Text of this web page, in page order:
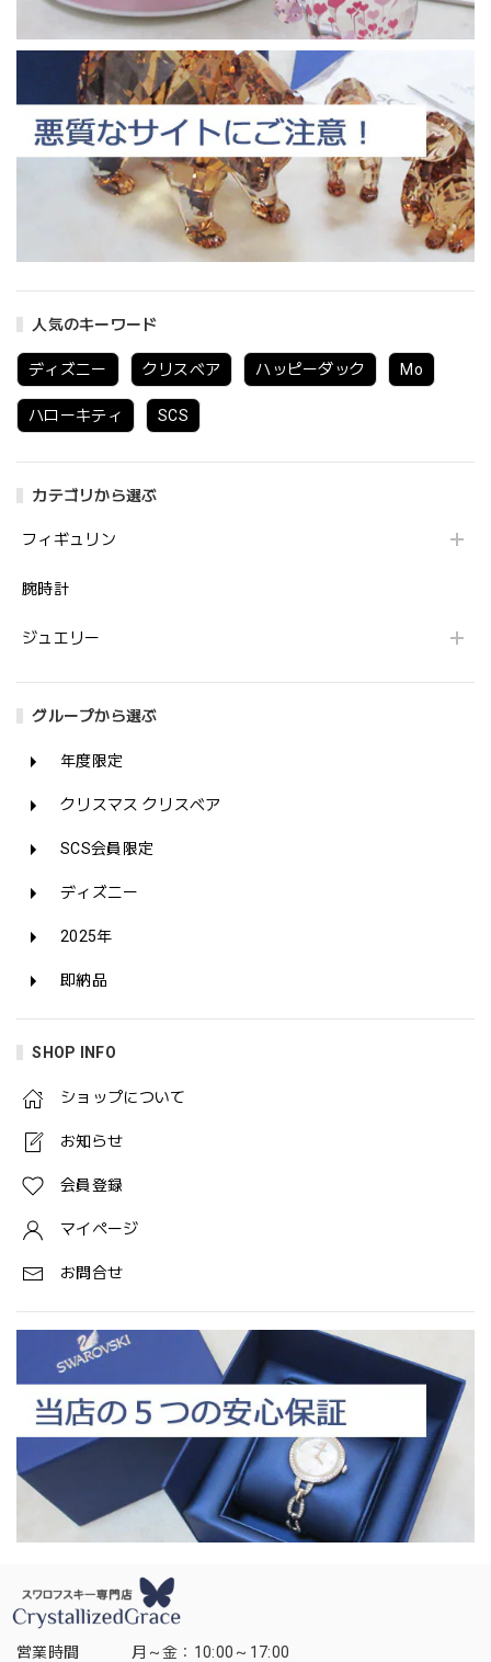
人気のキーワード
ディズニー クリスベア ハッピーダック Mo
ハローキティ SCS
カテゴリから選ぶ
フィギュリン
腕時計
ジュエリー
グループから選ぶ
年度限定
クリスマス クリスベア
SCS会員限定
ディズニー
2025年
即納品
SHOP INFO
ショップについて
お知らせ
会員登録
マイページ
お問合せ
営業時間
月～金：10:00～17:00